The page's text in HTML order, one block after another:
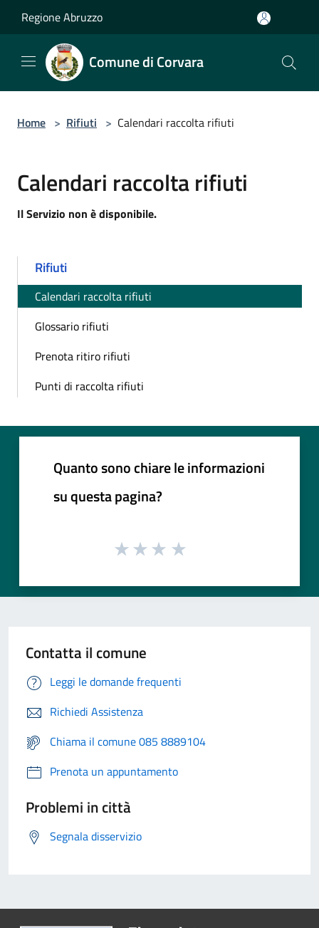
Regione Abruzzo
Comune di Corvara
Home > Rifiuti > Calendari raccolta rifiuti
Calendari raccolta rifiuti
Il Servizio non è disponibile.
Rifiuti
Calendari raccolta rifiuti
Glossario rifiuti
Prenota ritiro rifiuti
Punti di raccolta rifiuti
Quanto sono chiare le informazioni
su questa pagina?
Contatta il comune
Leggi le domande frequenti
Richiedi Assistenza
Chiama il comune 085 8889104
Prenota un appuntamento
Problemi in città
Segnala disservizio